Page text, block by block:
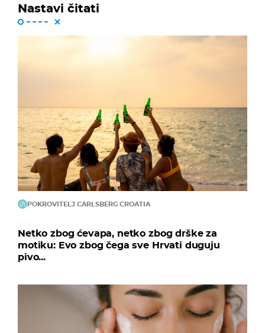
Nastavi čitati
POKROVITELJ CARLSBERG CROATIA
Netko zbog ćevapa, netko zbog drške za
motiku: Evo zbog čega sve Hrvati duguju
pivo...